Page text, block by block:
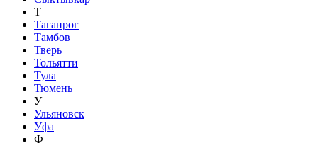
Т
Таганрог
Тамбов
Тверь
Тольятти
Тула
Тюмень
У
Ульяновск
Уфа
Ф